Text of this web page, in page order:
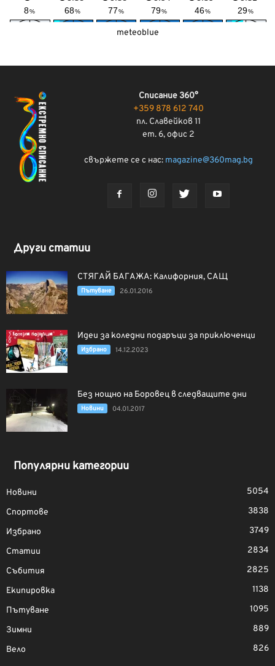
meteoblue
Списание 360°
+359 878 612 740
пл. Славейков 11
ет. 6, офис 2
свържете се с нас: magazine@360mag.bg
Други статии
СТЯГАЙ БАГАЖА: Калифорния, САЩ
Пътуване 26.01.2016
Идеи за коледни подаръци за приключенци
Избрано 14.12.2023
Без нощно на Боровец в следващите дни
Новини 04.01.2017
Популярни категории
Новини
5054
Спортове
3838
Избрано
3749
Статии
2834
Събития
2825
Екипировка
1138
Пътуване
1095
Зимни
889
Вело
826